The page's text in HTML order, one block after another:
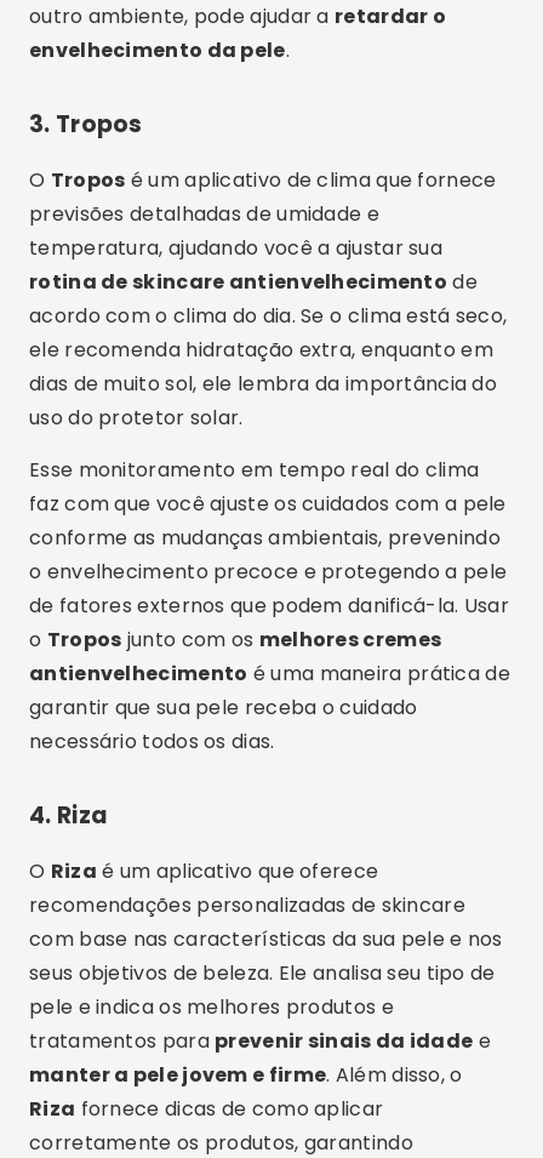
outro ambiente, pode ajudar a retardar o
envelhecimento da pele.
3. Tropos
O Tropos é um aplicativo de clima que fornece
previsões detalhadas de umidade e
temperatura, ajudando você a ajustar sua
rotina de skincare antienvelhecimento de
acordo com o clima do dia. Se o clima está seco,
ele recomenda hidratação extra, enquanto em
dias de muito sol, ele lembra da importância do
uso do protetor solar.
Esse monitoramento em tempo real do clima
faz com que você ajuste os cuidados com a pele
conforme as mudanças ambientais, prevenindo
o envelhecimento precoce e protegendo a pele
de fatores externos que podem danificá-la. Usar
o Tropos junto com os melhores cremes
antienvelhecimento é uma maneira prática de
garantir que sua pele receba o cuidado
necessário todos os dias.
4. Riza
O Riza é um aplicativo que oferece
recomendações personalizadas de skincare
com base nas características da sua pele e nos
seus objetivos de beleza. Ele analisa seu tipo de
pele e indica os melhores produtos e
tratamentos para prevenir sinais da idade e
manter a pele jovem e firme. Além disso, o
Riza fornece dicas de como aplicar
corretamente os produtos, garantindo